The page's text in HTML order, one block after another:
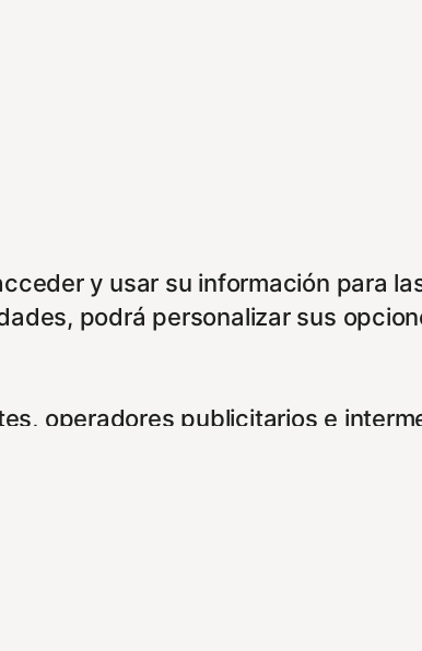
y usar su información para
podrá personalizar sus
operadores publicitarios e